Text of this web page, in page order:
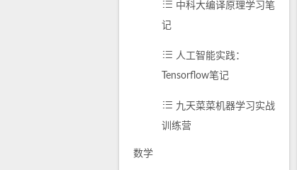
中科大编译原理学习笔
记
人工智能实践：
Tensorflow笔记
九天菜菜机器学习实战
训练营
数学